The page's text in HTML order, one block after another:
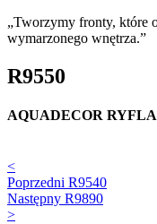
„Tworzymy fronty, które
wymarzonego wnętrza.”
R9550
AQUADECOR RYFLA
<
Poprzedni R9540
Następny R9890
>